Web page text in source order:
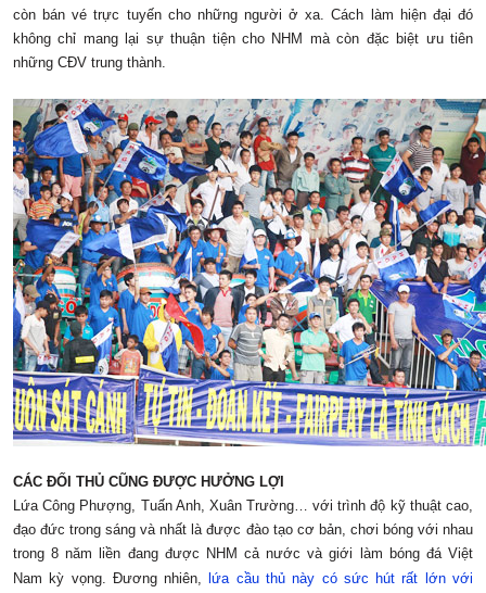
còn bán vé trực tuyến cho những người ở xa. Cách làm hiện đại đó
không chỉ mang lại sự thuận tiện cho NHM mà còn đặc biệt ưu tiên
những CĐV trung thành.
CÁC ĐỐI THỦ CŨNG ĐƯỢC HƯỞNG LỢI
Lứa Công Phượng, Tuấn Anh, Xuân Trường… với trình độ kỹ thuật cao,
đạo đức trong sáng và nhất là được đào tạo cơ bản, chơi bóng với nhau
trong 8 năm liền đang được NHM cả nước và giới làm bóng đá Việt
Nam kỳ vọng. Đương nhiên,
lứa cầu thủ này có sức hút rất lớn với